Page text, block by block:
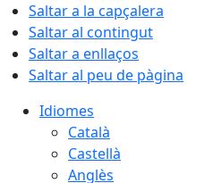
Saltar a la capçalera
Saltar al contingut
Saltar a enllaços
Saltar al peu de pàgina
Idiomes
Català
Castellà
Anglès